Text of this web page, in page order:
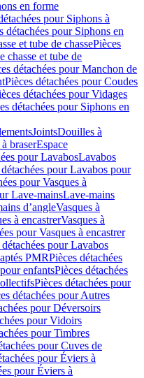
en forme
pour Siphons à
détachées pour Siphons en
et tube de chassePièces
chasse et tube de
détachées pour Manchon de
Pièces détachées pour Coudes
détachées pour Vidages
détachées pour Siphons en
JointsDouilles à
braserEspace
pour LavabosLavabos
pour Lavabos pour
pour Vasques à
Lave-mainsLave-mains
d’angleVasques à
à encastrerVasques à
pour Vasques à encastrer
détachées pour Lavabos
PMRPièces détachées
enfantsPièces détachées
Pièces détachées pour
détachées pour Autres
pour Déversoirs
pour Vidoirs
pour Timbres
pour Cuves de
pour Éviers à
pour Éviers à